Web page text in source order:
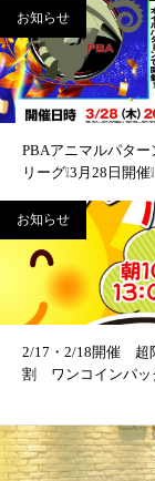
お知らせ
PBAアニマルパター
リーグ❕3月28日開催❕
お知らせ
2/17・2/18開催 超
割 ワンコインパッ